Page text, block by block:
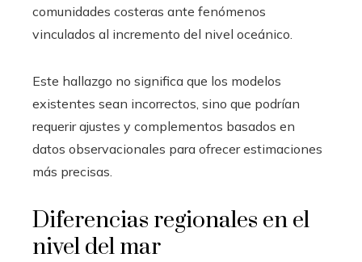
comunidades costeras ante fenómenos
vinculados al incremento del nivel oceánico.
Este hallazgo no significa que los modelos
existentes sean incorrectos, sino que podrían
requerir ajustes y complementos basados en
datos observacionales para ofrecer estimaciones
más precisas.
Diferencias regionales en el
nivel del mar